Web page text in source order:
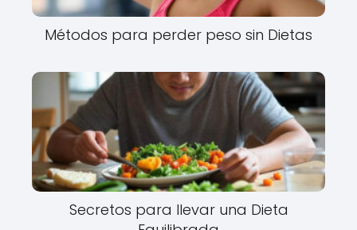
Métodos para perder peso sin Dietas
Secretos para llevar una Dieta